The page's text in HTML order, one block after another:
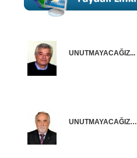
UNUTMAYACAĞIZ...
UNUTMAYACAĞIZ…